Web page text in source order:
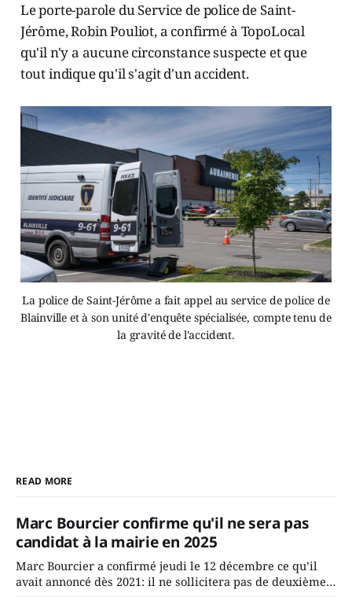
Le porte-parole du Service de police de Saint-
Jérôme, Robin Pouliot, a confirmé à TopoLocal
qu'il n'y a aucune circonstance suspecte et que
tout indique qu'il s'agit d'un accident.
La police de Saint-Jérôme a fait appel au service de police de
Blainville et à son unité d'enquête spécialisée, compte tenu de
la gravité de l'accident.
READ MORE
Marc Bourcier confirme qu'il ne sera pas
candidat à la mairie en 2025
Marc Bourcier a confirmé jeudi le 12 décembre ce qu’il
avait annoncé dès 2021: il ne sollicitera pas de deuxième